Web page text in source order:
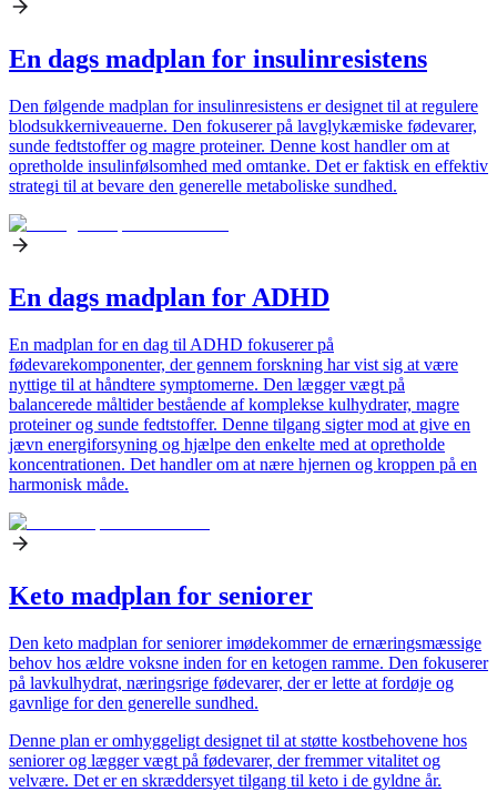
En dags madplan for insulinresistens
Den følgende madplan for insulinresistens er designet til at regulere
blodsukkerniveauerne. Den fokuserer på lavglykæmiske fødevarer,
sunde fedtstoffer og magre proteiner. Denne kost handler om at
opretholde insulinfølsomhed med omtanke. Det er faktisk en effektiv
strategi til at bevare den generelle metaboliske sundhed.
En dags madplan for ADHD
En madplan for en dag til ADHD fokuserer på
fødevarekomponenter, der gennem forskning har vist sig at være
nyttige til at håndtere symptomerne. Den lægger vægt på
balancerede måltider bestående af komplekse kulhydrater, magre
proteiner og sunde fedtstoffer. Denne tilgang sigter mod at give en
jævn energiforsyning og hjælpe den enkelte med at opretholde
koncentrationen. Det handler om at nære hjernen og kroppen på en
harmonisk måde.
Keto madplan for seniorer
Den keto madplan for seniorer imødekommer de ernæringsmæssige
behov hos ældre voksne inden for en ketogen ramme. Den fokuserer
på lavkulhydrat, næringsrige fødevarer, der er lette at fordøje og
gavnlige for den generelle sundhed.
Denne plan er omhyggeligt designet til at støtte kostbehovene hos
seniorer og lægger vægt på fødevarer, der fremmer vitalitet og
velvære. Det er en skræddersyet tilgang til keto i de gyldne år.